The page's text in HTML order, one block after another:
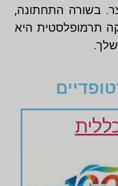
בשורה התחתונה,
תרמופלסטית היא